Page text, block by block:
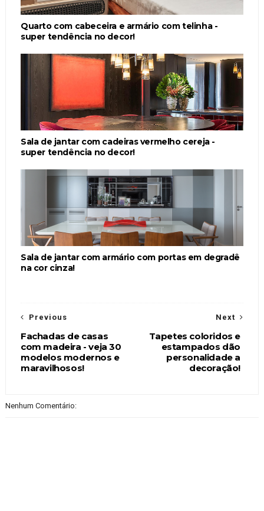
Quarto com cabeceira e armário com telinha -
super tendência no decor!
Sala de jantar com cadeiras vermelho cereja -
super tendência no decor!
Sala de jantar com armário com portas em degradê
na cor cinza!
Next
Tapetes coloridos e
estampados dão
personalidade a
decoração!
Previous
Fachadas de casas
com madeira - veja 30
modelos modernos e
maravilhosos!
Nenhum Comentário: